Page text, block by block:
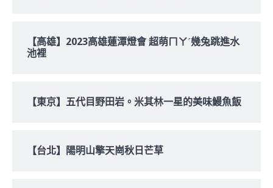
【高雄】2023高雄蓮潭燈會 超萌ㄇㄚˊ幾兔跳進水
池裡
【東京】五代目野田岩。米其林一星的美味鰻魚飯
【台北】陽明山擎天崗秋日芒草